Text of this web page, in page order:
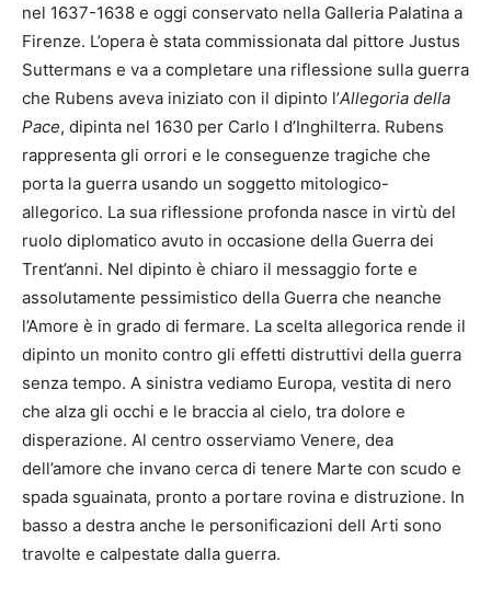
nel 1637-1638 e oggi conservato nella Galleria Palatina a
Firenze. L’opera è stata commissionata dal pittore Justus
Suttermans e va a completare una riflessione sulla guerra
che Rubens aveva iniziato con il dipinto l’Allegoria della
Pace, dipinta nel 1630 per Carlo I d’Inghilterra. Rubens
rappresenta gli orrori e le conseguenze tragiche che
porta la guerra usando un soggetto mitologico-
allegorico. La sua riflessione profonda nasce in virtù del
ruolo diplomatico avuto in occasione della Guerra dei
Trent’anni. Nel dipinto è chiaro il messaggio forte e
assolutamente pessimistico della Guerra che neanche
l’Amore è in grado di fermare. La scelta allegorica rende il
dipinto un monito contro gli effetti distruttivi della guerra
senza tempo. A sinistra vediamo Europa, vestita di nero
che alza gli occhi e le braccia al cielo, tra dolore e
disperazione. Al centro osserviamo Venere, dea
dell’amore che invano cerca di tenere Marte con scudo e
spada sguainata, pronto a portare rovina e distruzione. In
basso a destra anche le personificazioni dell Arti sono
travolte e calpestate dalla guerra.